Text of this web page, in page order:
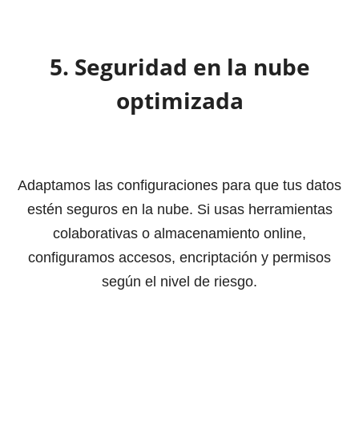
5. Seguridad en la nube
optimizada
Adaptamos las configuraciones para que tus datos
estén seguros en la nube. Si usas herramientas
colaborativas o almacenamiento online,
configuramos accesos, encriptación y permisos
según el nivel de riesgo.